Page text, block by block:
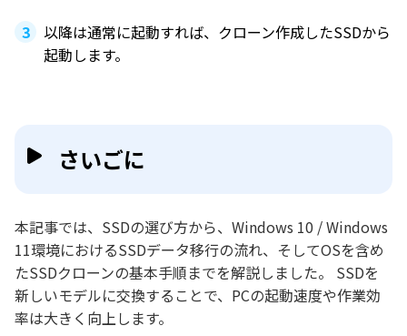
以降は通常に起動すれば、クローン作成したSSDから
起動します。
さいごに
本記事では、SSDの選び方から、Windows 10 / Windows
11環境におけるSSDデータ移行の流れ、そしてOSを含め
たSSDクローンの基本手順までを解説しました。 SSDを
新しいモデルに交換することで、PCの起動速度や作業効
率は大きく向上します。